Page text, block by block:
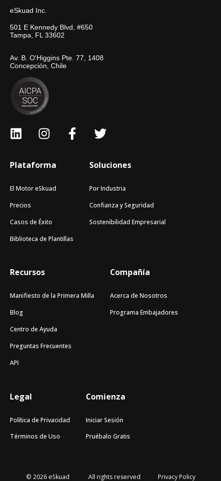
eSkuad Inc.
501 E Kennedy Blvd, #650
Tampa, FL 33602
Av. B. O'Higgins Pte. 77, 1408
Concepción, Chile
Plataforma
El Motor eSkuad
Precios
Casos de Éxito
Biblioteca de Plantillas
Soluciones
Por Industria
Confianza y Seguridad
Sostenibilidad Empresarial
Recursos
Manifiesto de la Primera Milla
Blog
Centro de Ayuda
Preguntas Frecuentes
API
Compañía
Acerca de Nosotros
Programa Embajadores
Legal
Política de Privacidad
Términos de Uso
Comienza
Iniciar Sesión
Pruébalo Gratis
© 2026 eSkuad All rights reserved Privacy Policy